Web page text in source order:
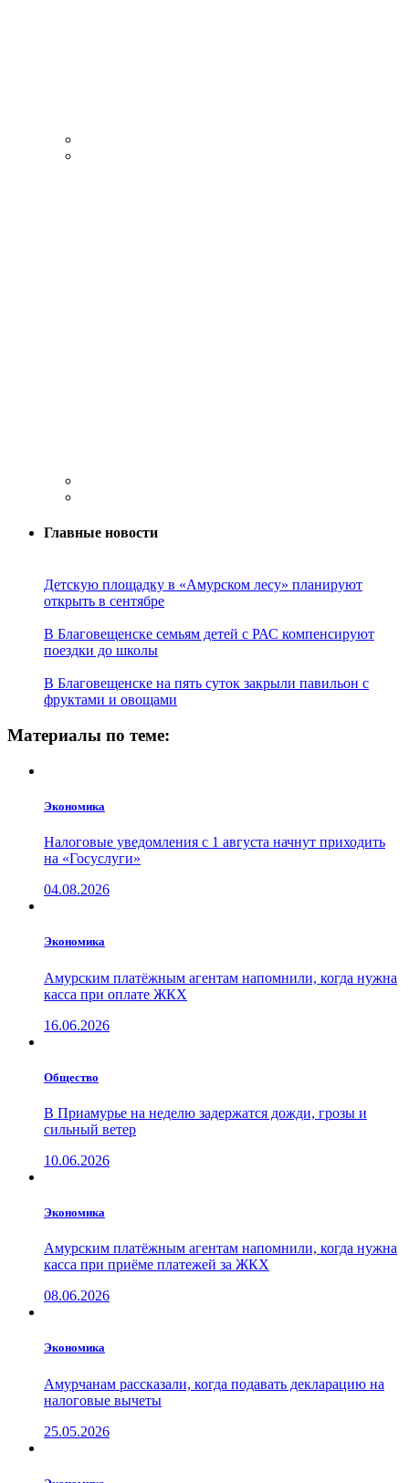
Главные новости
Детскую площадку в «Амурском лесу» планируют
открыть в сентябре
В Благовещенске семьям детей с РАС компенсируют
поездки до школы
В Благовещенске на пять суток закрыли павильон с
фруктами и овощами
Материалы по теме:
Экономика
Налоговые уведомления с 1 августа начнут приходить
на «Госуслуги»
04.08.2026
Экономика
Амурским платёжным агентам напомнили, когда нужна
касса при оплате ЖКХ
16.06.2026
Общество
В Приамурье на неделю задержатся дожди, грозы и
сильный ветер
10.06.2026
Экономика
Амурским платёжным агентам напомнили, когда нужна
касса при приёме платежей за ЖКХ
08.06.2026
Экономика
Амурчанам рассказали, когда подавать декларацию на
налоговые вычеты
25.05.2026